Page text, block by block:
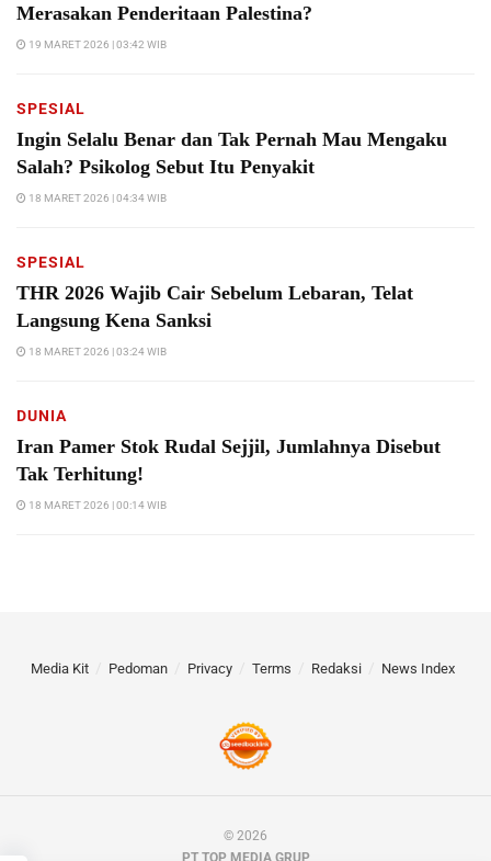
Merasakan Penderitaan Palestina?
19 MARET 2026 | 03:42 WIB
SPESIAL
Ingin Selalu Benar dan Tak Pernah Mau Mengaku
Salah? Psikolog Sebut Itu Penyakit
18 MARET 2026 | 04:34 WIB
SPESIAL
THR 2026 Wajib Cair Sebelum Lebaran, Telat
Langsung Kena Sanksi
18 MARET 2026 | 03:24 WIB
DUNIA
Iran Pamer Stok Rudal Sejjil, Jumlahnya Disebut
Tak Terhitung!
18 MARET 2026 | 00:14 WIB
Media Kit Pedoman Privacy Terms Redaksi News Index
© 2026
PT TOP MEDIA GRUP